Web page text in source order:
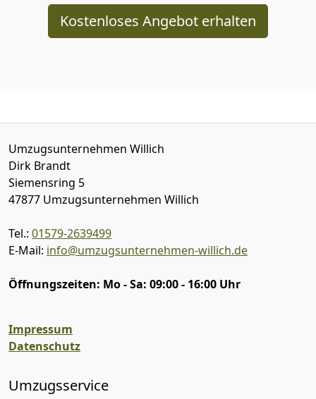
Kostenloses Angebot erhalten
Umzugsunternehmen Willich
Dirk Brandt
Siemensring 5
47877 Umzugsunternehmen Willich
Tel.: 01579-2639499
E-Mail: info@umzugsunternehmen-willich.de
Öffnungszeiten: Mo - Sa: 09:00 - 16:00 Uhr
Impressum
Datenschutz
Umzugsservice